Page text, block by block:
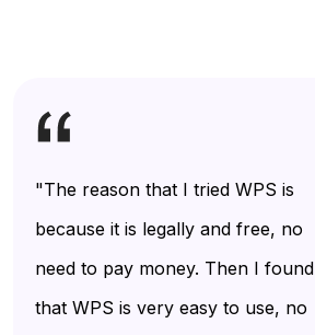
"The reason that I tried WPS is
because it is legally and free, no
need to pay money. Then I found
that WPS is very easy to use, no